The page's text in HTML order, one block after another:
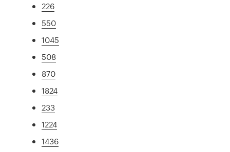
226
550
1045
508
870
1824
233
1224
1436